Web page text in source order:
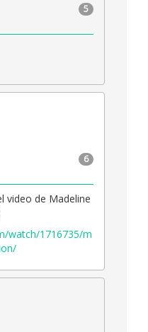
5
6
video de Madeline
watch/1716735/m